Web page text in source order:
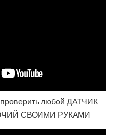
любой ДАТЧИК
СВОИМИ РУКАМИ